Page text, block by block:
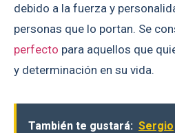
debido a la fuerza y
personas que lo portan. Se
perfecto para aquellos que
y determinación en su vida.
También te gustará: Sergio